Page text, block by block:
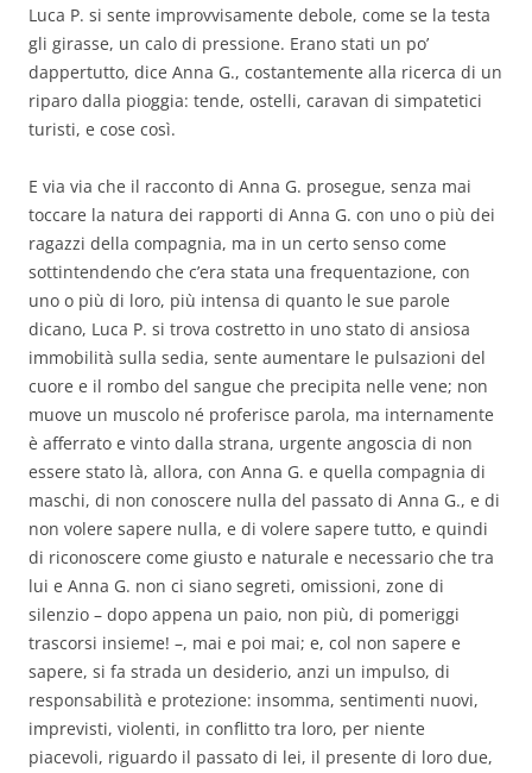
Luca P. si sente improvvisamente debole, come se la testa
gli girasse, un calo di pressione. Erano stati un po’
dappertutto, dice Anna G., costantemente alla ricerca di un
riparo dalla pioggia: tende, ostelli, caravan di simpatetici
turisti, e cose così.
E via via che il racconto di Anna G. prosegue, senza mai
toccare la natura dei rapporti di Anna G. con uno o più dei
ragazzi della compagnia, ma in un certo senso come
sottintendendo che c’era stata una frequentazione, con
uno o più di loro, più intensa di quanto le sue parole
dicano, Luca P. si trova costretto in uno stato di ansiosa
immobilità sulla sedia, sente aumentare le pulsazioni del
cuore e il rombo del sangue che precipita nelle vene; non
muove un muscolo né proferisce parola, ma internamente
è afferrato e vinto dalla strana, urgente angoscia di non
essere stato là, allora, con Anna G. e quella compagnia di
maschi, di non conoscere nulla del passato di Anna G., e di
non volere sapere nulla, e di volere sapere tutto, e quindi
di riconoscere come giusto e naturale e necessario che tra
lui e Anna G. non ci siano segreti, omissioni, zone di
silenzio – dopo appena un paio, non più, di pomeriggi
trascorsi insieme! –, mai e poi mai; e, col non sapere e
sapere, si fa strada un desiderio, anzi un impulso, di
responsabilità e protezione: insomma, sentimenti nuovi,
imprevisti, violenti, in conflitto tra loro, per niente
piacevoli, riguardo il passato di lei, il presente di loro due,